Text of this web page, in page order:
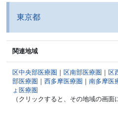
東京都
関連地域
区中央部医療圏 ｜ 区南部医療圏 ｜ 区
部医療圏 ｜西多摩医療圏 ｜南多摩医
ょ医療圏
（クリックすると、その地域の画面